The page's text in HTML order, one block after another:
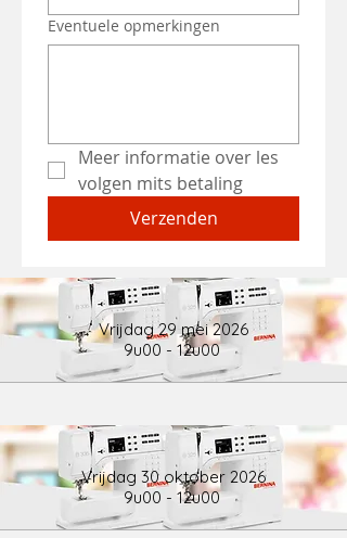
Eventuele opmerkingen
Meer informatie over les
Verzenden
Vrijdag 29 mei 2026
9u00 - 12u00
Vrijdag 30 oktober 2026
9u00 - 12u00